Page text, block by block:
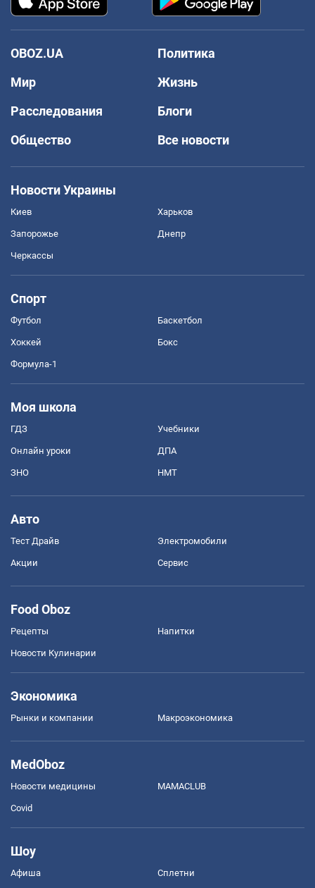
OBOZ.UA
Политика
Мир
Жизнь
Расследования
Блоги
Общество
Все новости
Новости Украины
Киев Харьков
Запорожье Днепр
Черкассы
Спорт
Футбол Баскетбол
Хоккей Бокс
Формула-1
Моя школа
ГДЗ Учебники
Онлайн уроки ДПА
ЗНО НМТ
Авто
Тест Драйв Электромобили
Акции Сервис
Food Oboz
Рецепты Напитки
Новости Кулинарии
Экономика
Рынки и компании Mакроэкономика
MedOboz
Новости медицины MAMACLUB
Covid
Шоу
Афиша Сплетни